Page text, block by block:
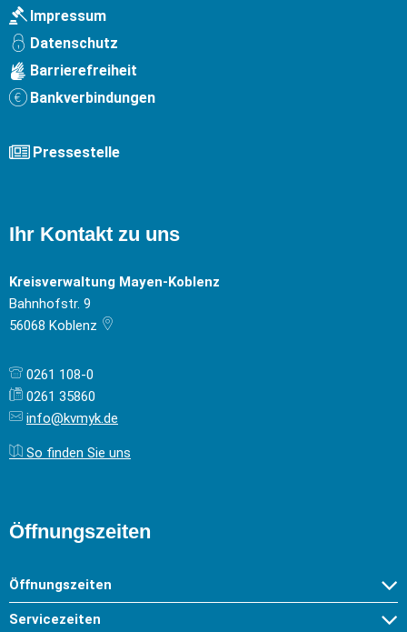
Impressum
Datenschutz
Barrierefreiheit
Bankverbindungen
Pressestelle
Ihr Kontakt zu uns
Kreisverwaltung Mayen-Koblenz
Bahnhofstr. 9
56068 Koblenz
0261 108-0
0261 35860
info@kvmyk.de
So finden Sie uns
Öffnungszeiten
Öffnungszeiten
Servicezeiten